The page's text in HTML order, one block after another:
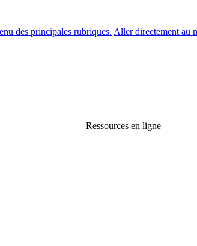
des principales rubriques. Aller directement au
Ressources en ligne